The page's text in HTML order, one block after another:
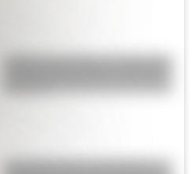
¿Sabías que existe un mapa que
Laura Restrepo, la escritora y